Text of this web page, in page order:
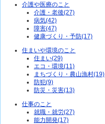
介護や医療のこと
介護・老後(27)
病気(42)
障害(47)
健康づくり・予防(17)
住まいや環境のこと
住まい(29)
エコ・環境(11)
まちづくり・農山漁村(19)
防犯(9)
防災・災害(13)
仕事のこと
就職・就労(27)
能力開発(17)